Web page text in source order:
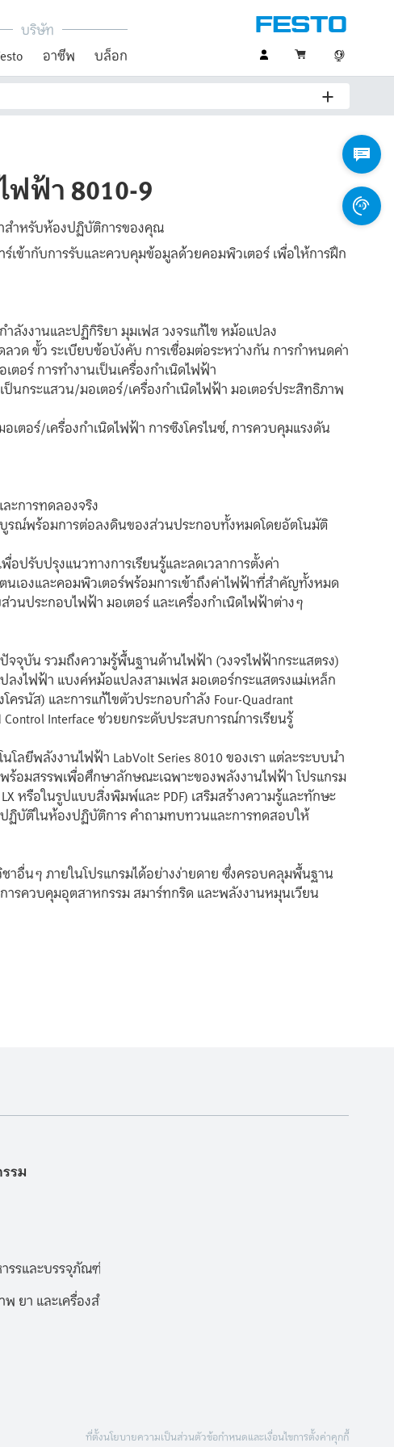
บริษัท
อาชีพ บล็อก
ฟฟ้า 8010-9
สำหรับห้องปฏิบัติการของคุณ
เข้ากับการรับและควบคุมข้อมูลด้วยคอมพิวเตอร์ เพื่อให้การฝึก
ลังงานและปฏิกิริยา มุมเฟส วงจรแก้ไข หม้อแปลง
วด ขั้ว ระเบียบข้อบังคับ การเชื่อมต่อระหว่างกัน การกำหนดค่า
ตอร์ การทำงานเป็นเครื่องกำเนิดไฟฟ้า
นกระแสวน/มอเตอร์/เครื่องกำเนิดไฟฟ้า มอเตอร์ประสิทธิภาพ
เตอร์/เครื่องกำเนิดไฟฟ้า การซิงโครไนซ์, การควบคุมแรงดัน
ะการทดลองจริง
รณ์พร้อมการต่อลงดินของส่วนประกอบทั้งหมดโดยอัตโนมัติ
ปรับปรุงแนวทางการเรียนรู้และลดเวลาการตั้งค่า
เองและคอมพิวเตอร์พร้อมการเข้าถึงค่าไฟฟ้าที่สำคัญทั้งหมด
นประกอบไฟฟ้า มอเตอร์ และเครื่องกำเนิดไฟฟ้าต่างๆ
จุบัน รวมถึงความรู้พื้นฐานด้านไฟฟ้า (วงจรไฟฟ้ากระแสตรง)
งไฟฟ้า แบงค์หม้อแปลงสามเฟส มอเตอร์กระแสตรงแม่เหล็ก
ครนัส) และการแก้ไขตัวประกอบกำลัง Four-Quadrant
Control Interface ช่วยยกระดับประสบการณ์การเรียนรู้
ลยีพลังงานไฟฟ้า LabVolt Series 8010 ของเรา แต่ละระบบนำ
ร้อมสรรพเพื่อศึกษาลักษณะเฉพาะของพลังงานไฟฟ้า โปรแกรม
หรือในรูปแบบสิ่งพิมพ์และ PDF) เสริมสร้างความรู้และทักษะ
บัติในห้องปฏิบัติการ คำถามทบทวนและการทดสอบให้
อื่นๆ ภายในโปรแกรมได้อย่างง่ายดาย ซึ่งครอบคลุมพื้นฐาน
รควบคุมอุตสาหกรรม สมาร์ทกริด และพลังงานหมุนเวียน
รม
รรและบรรจุภัณฑ์
ยา และเครื่องสำอาง
ที่ตั้งนโยบายความเป็นส่วนตัวข้อกำหนดและเงื่อนไขการตั้งค่าคุกกี้